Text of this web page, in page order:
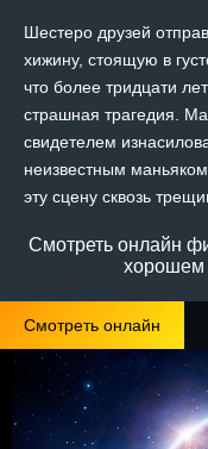
Шестеро друзей
хижину, стоящую в
что более тридцати
страшная трагедия.
свидетелем
неизвестным
эту сцену сквозь
Смотреть онлайн
хорошем
Смотреть онлайн